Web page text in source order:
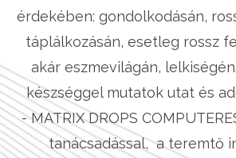
érdekében: gondolkodásán,
táplálkozásán, esetleg rossz
akár eszmevilágán,
készséggel mutatok utat és
- MATRIX DROPS
tanácsadással, a teremtő